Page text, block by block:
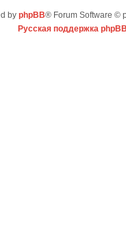
by phpBB® Forum Software ©
Русская поддержка